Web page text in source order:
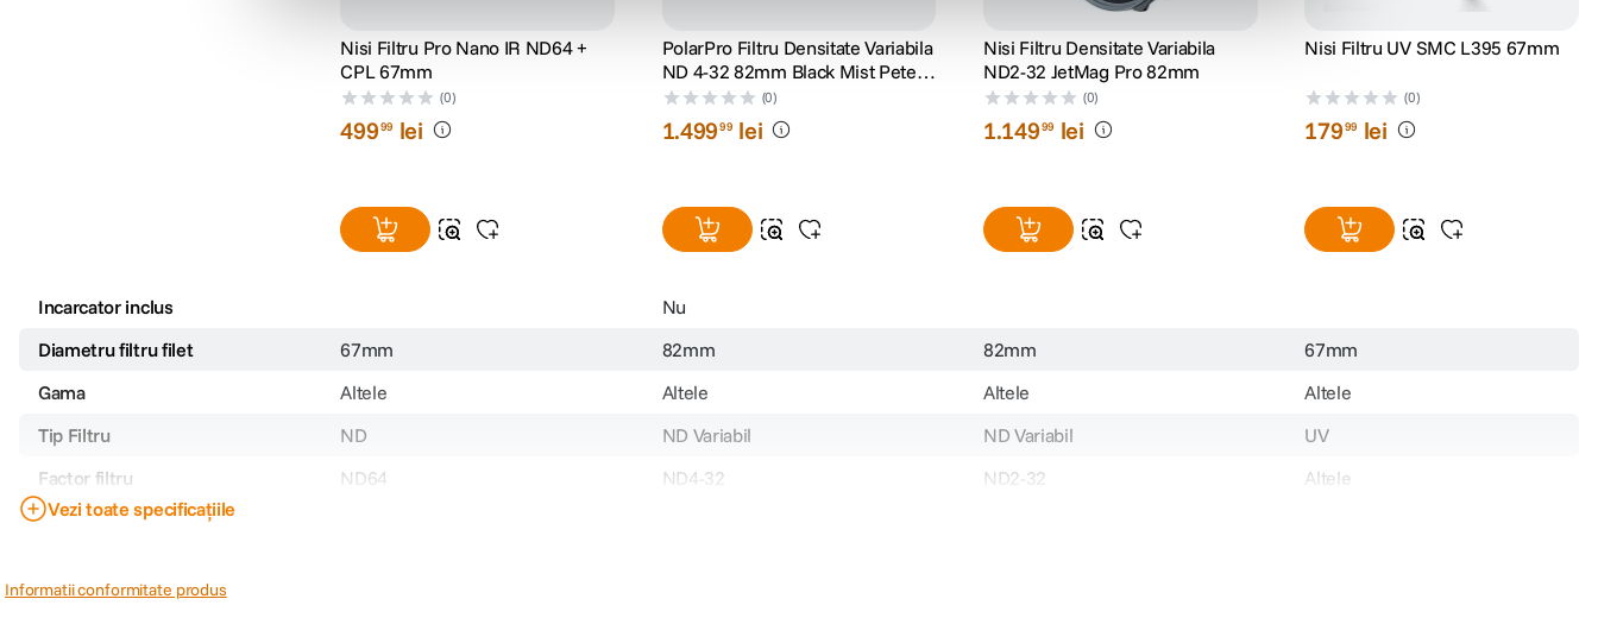
Nisi Filtru Pro Nano IR ND64 +
CPL 67mm
(0)
49999 lei
PolarPro Filtru Densitate Variabila
ND 4-32 82mm Black Mist Peter
McKinnon Signature Edition II
(0)
1.49999 lei
Nisi Filtru Densitate Variabila
ND2-32 JetMag Pro 82mm
(0)
1.14999 lei
Nisi Filtru UV SMC L395 67mm
(0)
17999 lei
Incarcator inclus
Nu
Diametru filtru filet
67mm 82mm 82mm
67mm
Gama
Altele Altele Altele
Altele
Tip Filtru
ND ND Variabil ND Variabil
UV
Factor filtru
ND64 ND4-32 ND2-32
Altele
Cod producator
Vezi toate specificațiile
Informatii conformitate produs